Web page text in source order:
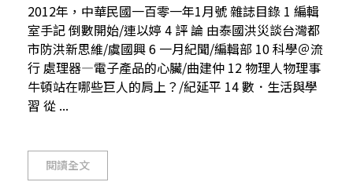
2012年，中華民國一百零一年1月號 雜誌目錄 1 編輯
室手記 倒數開始/連以婷 4 評 論 由泰國洪災談台灣都
市防洪新思維/虞國興 6 一月紀聞/編輯部 10 科學＠流
行 處理器—電子產品的心臟/曲建仲 12 物理人物理事
牛頓站在哪些巨人的肩上？/紀延平 14 數．生活與學
習 從 ...
閱讀全文